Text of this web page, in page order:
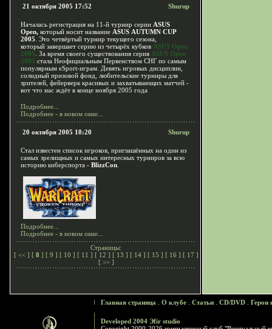
21 октября 2005 17:52 Shurup
Началась регистрация на 11-й турнир серии ASUS
Open, который носит название ASUS AUTUMN CUP
2005 . Это четвёртый турнир текущего сезона,
который завершает серию из четырёх кубков ASUS Open
2005 . За время своего существования серия ASUS Open
2005 стала Неофициальным Первенством СНГ по самым
популярным eSport-играм. Девять игровых дисциплин,
солидный призовой фонд, любительские турниры для
зрителей, фейерверк красивых и захватывающих матчей -
вот что нас ждёт в конце ноября 2005 года
Подробнее...
Подробнее - в новом окне...
20 октября 2005 18:20 Shurup
Стал известен список игроков, приглашённых на один из
самых зрелищных и самых интересных турниров за всю
историю киберспорта - BlizzCon
Подробнее...
Подробнее - в новом окне...
Страницы:
[ << ] [ 8 ] [ 9 ] [ 10 ] [ 11 ] [ 12 ] [ 13 ] [ 14 ] [ 15 ] [ 16 ] [ 17 ]
[ >> ]
Главная страница О клубе Статьи CD/DVD Герои
Developed 2004 Эfir studio